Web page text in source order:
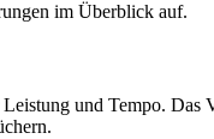
im Überblick auf.
und Tempo. Das